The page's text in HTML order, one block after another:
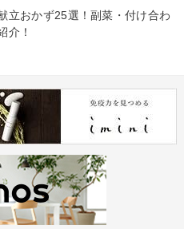
立おかず25選！副菜・付け合わ
介！